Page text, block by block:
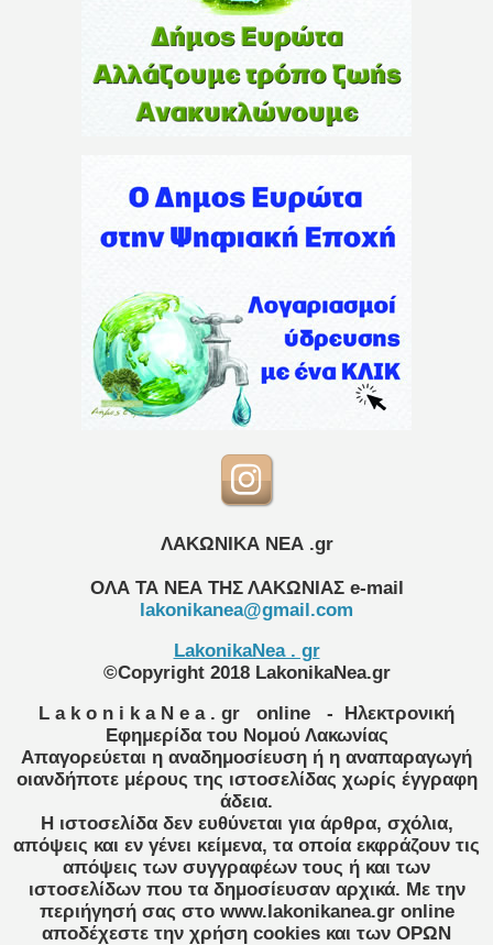
ΛΑΚΩΝΙΚΑ ΝΕΑ .gr
ΟΛΑ ΤΑ ΝΕΑ ΤΗΣ ΛΑΚΩΝΙΑΣ e-mail
lakonikanea@gmail.com
LakonikaNea . gr
©Copyright 2018 LakonikaNea.gr
L a k o n i k a N e a . gr
online
- Ηλεκτρονική
Εφημερίδα του Νομού Λακωνίας
Απαγορεύεται η αναδημοσίευση ή η αναπαραγωγή
οιανδήποτε μέρους της ιστοσελίδας χωρίς έγγραφη
άδεια.
Η ιστοσελίδα δεν ευθύνεται για άρθρα, σχόλια,
απόψεις και εν γένει κείμενα, τα οποία εκφράζουν τις
απόψεις των συγγραφέων τους ή και των
ιστοσελίδων που τα δημοσίευσαν αρχικά. Με την
περιήγησή σας στο www.lakonikanea.gr online
αποδέχεστε την χρήση cookies και των ΟΡΩΝ